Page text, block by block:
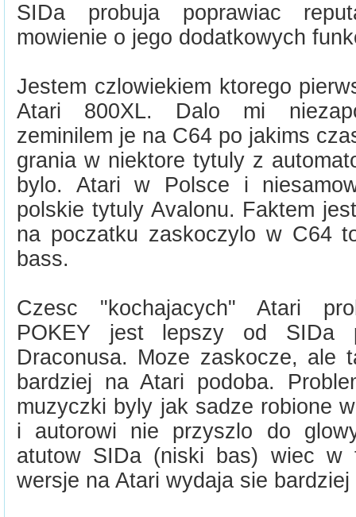
SIDa probuja poprawiac
mowienie o jego dodatkowych
Jestem czlowiekiem ktorego
Atari 800XL. Dalo mi
zeminilem je na C64 po jakims
grania w niektore tytuly z
bylo. Atari w Polsce i
polskie tytuly Avalonu. Faktem
na poczatku zaskoczylo w C64
bass.
Czesc "kochajacych" Atari
POKEY jest lepszy od SIDa
Draconusa. Moze zaskocze, ale
bardziej na Atari podoba.
muzyczki byly jak sadze robione
i autorowi nie przyszlo do
atutow SIDa (niski bas) wiec w
wersje na Atari wydaja sie